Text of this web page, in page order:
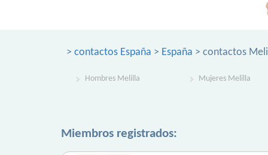
> contactos España > España > contactos
Hombres Melilla Mujeres Melilla
Miembros registrados: